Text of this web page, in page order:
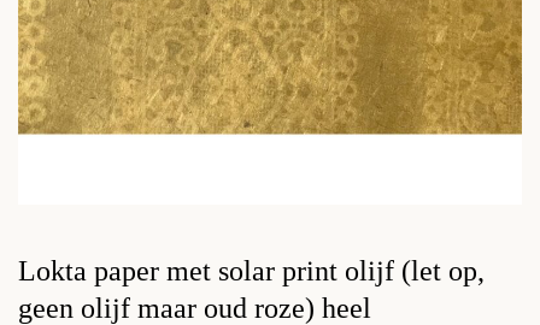
Lokta paper met solar print olijf (let op,
geen olijf maar oud roze) heel